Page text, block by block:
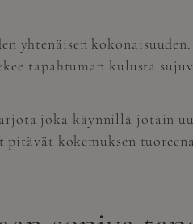
yhtenäisen
tapahtuman kulusta
joka käynnillä jotain
kokemuksen